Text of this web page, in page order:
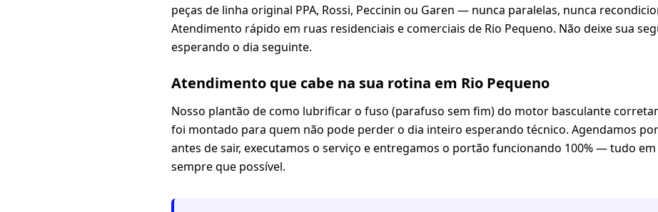
peças de linha original PPA, Rossi, Peccinin ou Garen — nunca paralelas, nunca
Atendimento rápido em ruas residenciais e comerciais de Rio Pequeno. Não deixe sua
esperando o dia seguinte.
Atendimento que cabe na sua rotina em Rio Pequeno
Nosso plantão de como lubrificar o fuso (parafuso sem fim) do motor basculante
foi montado para quem não pode perder o dia inteiro esperando técnico. Agendamos
antes de sair, executamos o serviço e entregamos o portão funcionando 100% — tudo
sempre que possível.